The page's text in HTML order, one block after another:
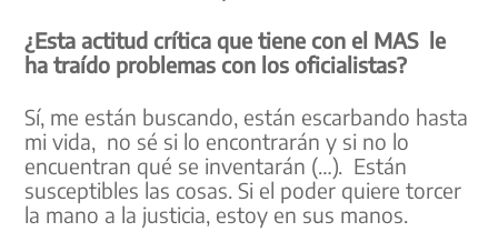
¿Esta actitud crítica que tiene con el MAS le
ha traído problemas con los oficialistas?
Sí, me están buscando, están escarbando hasta
mi vida, no sé si lo encontrarán y si no lo
encuentran qué se inventarán (…). Están
susceptibles las cosas. Si el poder quiere torcer
la mano a la justicia, estoy en sus manos.